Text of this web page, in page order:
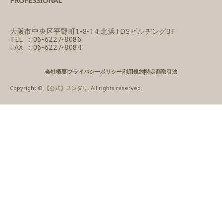
大阪市中央区平野町1-8-14 北浜TDSビルヂング3F
TEL ：06-6227-8086
FAX ：06-6227-8084
会社概要プライバシーポリシー利用規約特定商取引法
Copyright © 【公式】スンダリ. All rights reserved.